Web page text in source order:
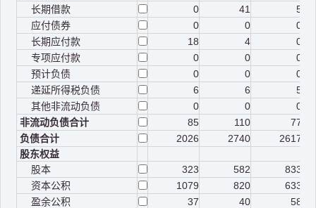
长期借款
0 41
5
应付债券
0 0
0
长期应付款
18 4
0
专项应付款
0 0
0
预计负债
0 0
0
递延所得税负债
6 6
5
其他非流动负债
0 0
0
非流动负债合计
85 110
77
负债合计
2026 2740
2617
股东权益
股本
323 582
833
资本公积
1079 820
633
盈余公积
37 40
58